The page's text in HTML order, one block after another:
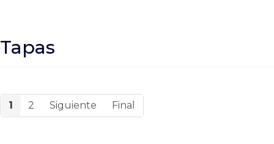
Tapas
1 2 Siguiente Final